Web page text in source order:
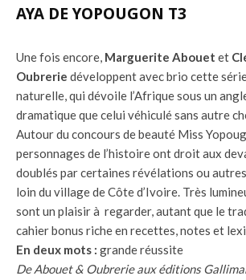
AYA DE YOPOUGON T3
Une fois encore, Marguerite Abouet et
Oubrerie développent avec brio cette
naturelle, qui dévoile l’Afrique sous un
dramatique que celui véhiculé sans autre
Autour du concours de beauté Miss
personnages de l’histoire ont droit aux
doublés par certaines révélations ou
loin du village de Côte d’Ivoire. Très
sont un plaisir à regarder, autant que le
cahier bonus riche en recettes, notes et
En deux mots : grande réussite
De Abouet & Oubrerie aux éditions